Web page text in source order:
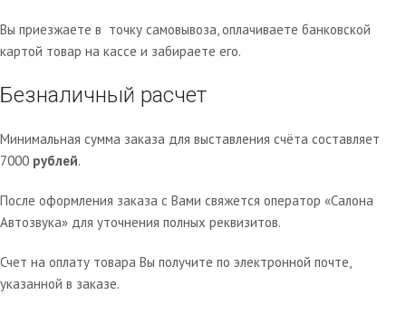
Вы приезжаете в точку самовывоза, оплачиваете банковской
картой товар на кассе и забираете его.
Безналичный расчет
Минимальная сумма заказа для выставления счёта составляет
7000 рублей.
После оформления заказа с Вами свяжется оператор «Салона
Автозвука» для уточнения полных реквизитов.
Счет на оплату товара Вы получите по электронной почте,
указанной в заказе.